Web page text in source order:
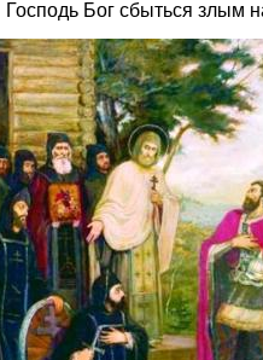
Господь Бог сбыться злым